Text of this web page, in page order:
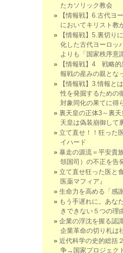
たカソリック教会
【情報戦】6.古代ヨ
においてキリスト教
【情報戦】5.裏切り
化した古代ヨーロッ
よりも「国家秩序意
【情報戦】4 戦略
報戦の産みの親とな
【情報戦】3.情報と
性を発掘するための
対象同化の果てに得
裏天皇の正体3～裏
天皇は偽装崩御して
立て直せ！！狂っ
イハード
暴走の源流＝平安貴
領国司）の不正を告
立て直せ狂った医と
医薬マフィア』
生命力を高める「感
もう手遅れに。あな
きできない５つの理
企業の浮沈を握る認
企業革命の切り札は
近代科学の史的総括
争→国家プロジェク